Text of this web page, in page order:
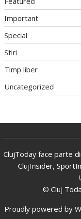
Important
Special
Stiri
Timp liber
Uncategorized
ClujToday face parte
ClujInsider,
© Cluj
Proudly powered by